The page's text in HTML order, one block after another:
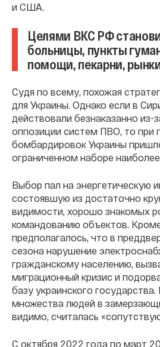
и США.
Целями ВКС РФ
больницы, пункты
помощи, пекарни,
Судя по всему, похожая
для Украины. Однако если в
действовали безнаказанно из-
оппозиции систем ПВО, то при
бомбардировок Украины
ограниченном наборе
Выбор пал на энергетическую
состоявшую из достаточно
видимости, хорошо знакомых
командованию объектов. Кроме
предполагалось, что в
сезона нарушение
гражданскому населению,
миграционный кризис и
базу украинского
множества людей в
видимо, считалась
С октября 2022 года по март